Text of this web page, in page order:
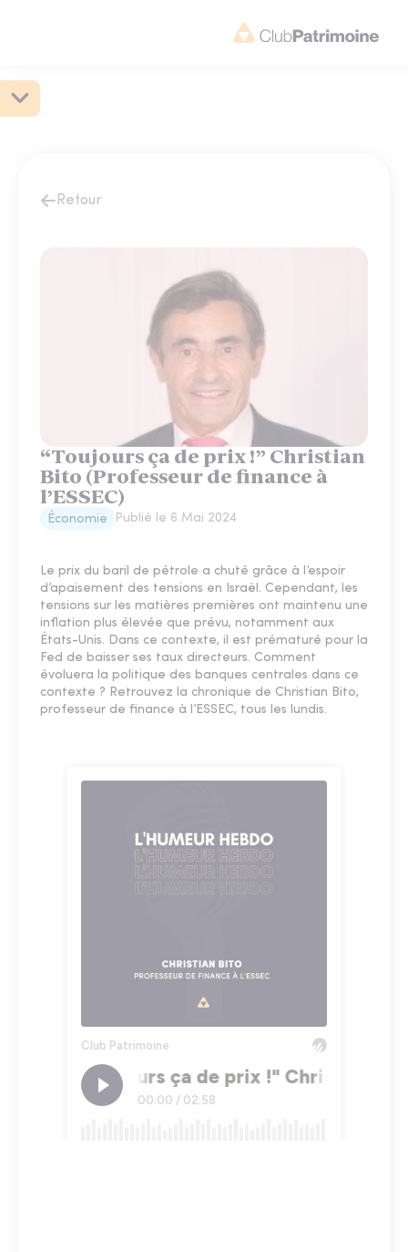
Retour
“Toujours ça de prix !” Christian
Bito (Professeur de finance à
l’ESSEC)
Économie Publié le 6 Mai 2024
Le prix du baril de pétrole a chuté grâce à l’espoir
d’apaisement des tensions en Israël. Cependant, les
tensions sur les matières premières ont maintenu une
inflation plus élevée que prévu, notamment aux
États-Unis. Dans ce contexte, il est prématuré pour la
Fed de baisser ses taux directeurs. Comment
évoluera la politique des banques centrales dans ce
contexte ? Retrouvez la chronique de Christian Bito,
professeur de finance à l’ESSEC, tous les lundis.